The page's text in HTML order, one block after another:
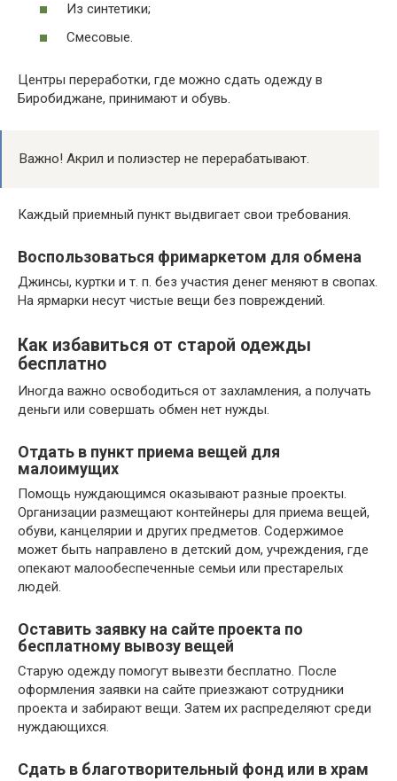
Из синтетики;
Смесовые.
Центры переработки, где можно сдать одежду в
Биробиджане, принимают и обувь.
Важно! Акрил и полиэстер не перерабатывают.
Каждый приемный пункт выдвигает свои требования.
Воспользоваться фримаркетом для обмена
Джинсы, куртки и т. п. без участия денег меняют в свопах.
На ярмарки несут чистые вещи без повреждений.
Как избавиться от старой одежды
бесплатно
Иногда важно освободиться от захламления, а получать
деньги или совершать обмен нет нужды.
Отдать в пункт приема вещей для
малоимущих
Помощь нуждающимся оказывают разные проекты.
Организации размещают контейнеры для приема вещей,
обуви, канцелярии и других предметов. Содержимое
может быть направлено в детский дом, учреждения, где
опекают малообеспеченные семьи или престарелых
людей.
Оставить заявку на сайте проекта по
бесплатному вывозу вещей
Старую одежду помогут вывезти бесплатно. После
оформления заявки на сайте приезжают сотрудники
проекта и забирают вещи. Затем их распределяют среди
нуждающихся.
Сдать в благотворительный фонд или в храм